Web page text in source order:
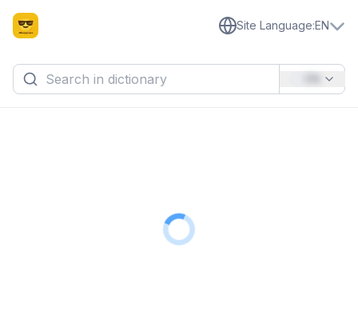
Site Language:EN